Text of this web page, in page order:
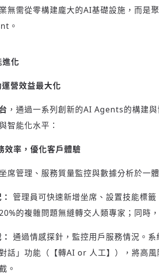
無需從零構建龐大的AI基礎設施，而是
。
化
營效益最大化
，通過一系列創新的AI Agents的構建
智能化水平：
效率，優化客戶體驗
席管理、服務質量監控與數據分析於一
管理員可快速新增坐席、設置技能標
的複雜問題無縫轉交人類專家；同時
通過情感探針，監控用戶服務情況。
話」功能（【轉AI or 人工】），將高
。